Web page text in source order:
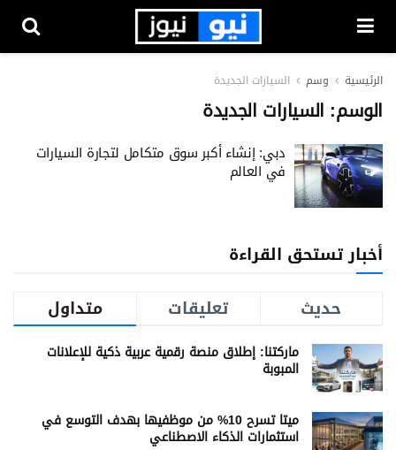
الرئيسية وسم السيارات الجديدة
الوسم: السيارات الجديدة
دبي: إنشاء أكبر سوق متكامل لتجارة السيارات
في العالم
أخبار تستحق القراءة
متداول
تعليقات حديث
ماركتنا: إطلاق منصة رقمية عربية ذكية للإعلانات
المبوبة
ميتا تسرح 10% من موظفيها بهدف التوسع في
استثمارات الذكاء الاصطناعي